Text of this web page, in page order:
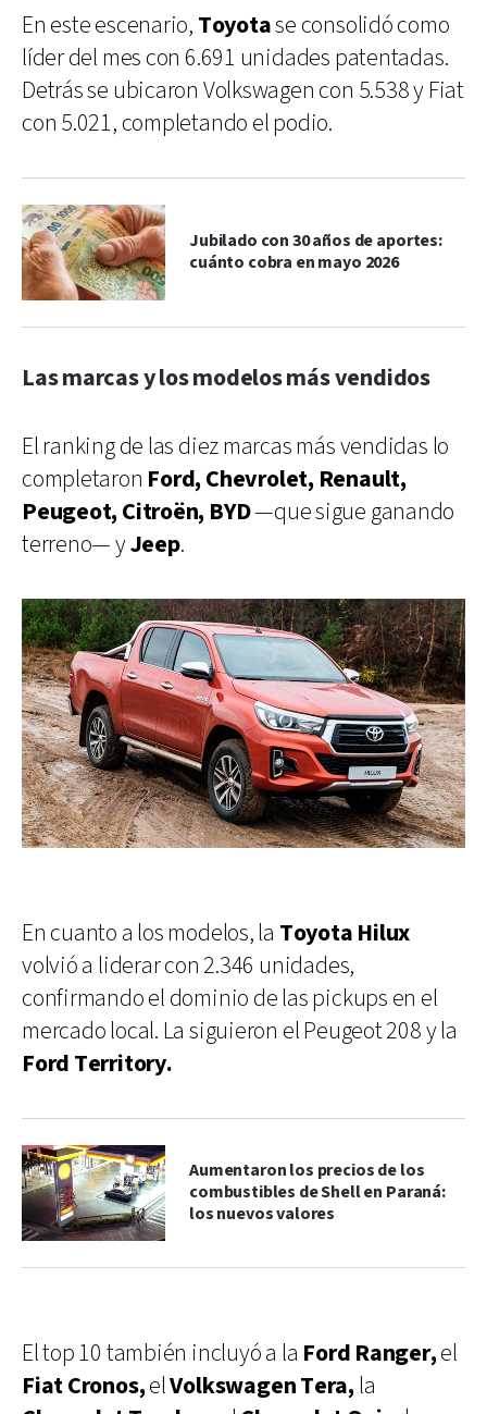
En este escenario, Toyotase consolidó como
líder del mes con 6.691 unidades patentadas.
Detrás se ubicaron Volkswagen con 5.538 y Fiat
con 5.021, completando el podio.
Jubilado con 30 años de aportes:
cuánto cobra en mayo 2026
Las marcas y los modelos más vendidos
El ranking de las diez marcas más vendidas lo
completaron Ford, Chevrolet, Renault,
Peugeot, Citroën, BYD—que sigue ganando
terreno— yJeep.
En cuanto a los modelos, la Toyota Hilux
volvió a liderar con 2.346 unidades,
confirmando el dominio de las pickups en el
mercado local. La siguieron el Peugeot 208 y la
Ford Territory.
Aumentaron los precios de los
combustibles de Shell en Paraná:
los nuevos valores
El top 10 también incluyó a la Ford Ranger,el
Fiat Cronos,elVolkswagen Tera,la